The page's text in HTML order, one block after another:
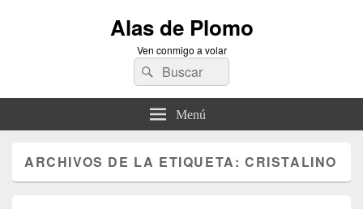
Alas de Plomo
Ven conmigo a volar
Buscar
por:
Buscar
Menú
ARCHIVOS DE LA ETIQUETA:CRISTALINO